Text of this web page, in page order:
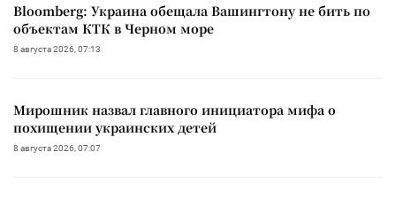
Bloomberg: Украина обещала Вашингтону не бить по
объектам КТК в Черном море
8 августа 2026, 07:13
Мирошник назвал главного инициатора мифа о
похищении украинских детей
8 августа 2026, 07:07